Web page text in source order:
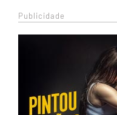
Publicidade